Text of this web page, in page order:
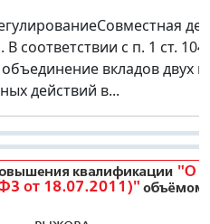
соответствии с п. 1 ст.
вкладов двух
действий в...